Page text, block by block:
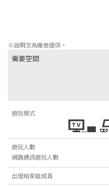
※說明文為廠商提供。
需要空間
遊玩模式
遊玩人數
網路通訊遊玩人數
出借給家庭成員